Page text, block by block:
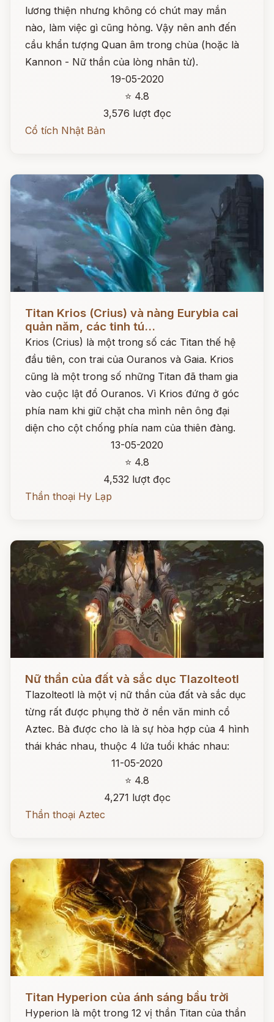
lương thiện nhưng không có chút may mắn
nào, làm việc gì cũng hỏng. Vậy nên anh đến
cầu khẩn tượng Quan âm trong chùa (hoặc là
Kannon - Nữ thần của lòng nhân từ).
19-05-2020
⭐ 4.8
3,576 lượt đọc
Cổ tích Nhật Bản
Titan Krios (Crius) và nàng Eurybia cai
quản năm, các tinh tú...
Krios (Crius) là một trong số các Titan thế hệ
đầu tiên, con trai của Ouranos và Gaia. Krios
cũng là một trong số những Titan đã tham gia
vào cuộc lật đổ Ouranos. Vì Krios đứng ở góc
phía nam khi giữ chặt cha mình nên ông đại
diện cho cột chống phía nam của thiên đàng.
13-05-2020
⭐ 4.8
4,532 lượt đọc
Thần thoại Hy Lạp
Nữ thần của đất và sắc dục Tlazolteotl
Tlazolteotl là một vị nữ thần của đất và sắc dục
từng rất được phụng thờ ở nền văn minh cổ
Aztec. Bà được cho là là sự hòa hợp của 4 hình
thái khác nhau, thuộc 4 lứa tuổi khác nhau:
11-05-2020
⭐ 4.8
4,271 lượt đọc
Thần thoại Aztec
Titan Hyperion của ánh sáng bầu trời
Hyperion là một trong 12 vị thần Titan của thần